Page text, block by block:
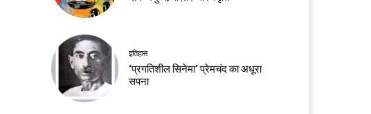
इतिहास
‘प्रगतिशील सिनेमा’ प्रेमचंद का अधूरा
सपना